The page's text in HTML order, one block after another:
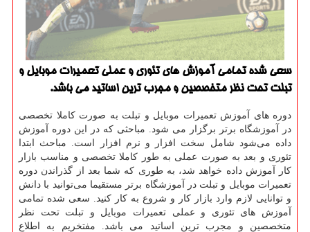
سعی شده تمامی آموزش های تئوری و عملی تعمیرات موبایل و
تبلت تحت نظر متخصصین و مجرب ترین اساتید می باشد.
دوره های آموزش تعمیرات موبایل و تبلت به صورت کاملا تخصصی
در آموزشگاه برتر برگزار می شود. مباحثی که در این دوره آموزش
داده می‌شود شامل سخت افزار و نرم افزار است. مباحث ابتدا
تئوری و بعد به صورت عملی به طور کاملا تخصصی و مناسب بازار
کار آموزش داده خواهد شد، به طوری که شما بعد از گذراندن دوره
تعمیرات موبایل و تبلت در آموزشگاه برتر مستقیما می‌توانید با دانش
و توانایی لازم وارد بازار کار و شروع به کار کنید. سعی شده تمامی
آموزش های تئوری و عملی تعمیرات موبایل و تبلت تحت نظر
متخصصین و مجرب ترین اساتید می باشد. مفتخریم به اطلاع